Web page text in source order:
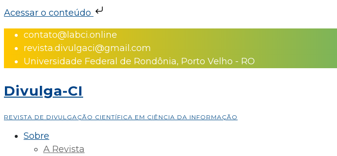
Acessar o conteúdo
Skip
content
contato@labci.online
revista.divulgaci@gmail.com
Universidade Federal de Rondônia, Porto Velho - RO
Divulga-CI
REVISTA DE DIVULGAÇÃO CIENTÍFICA EM CIÊNCIA DA INFORMAÇÃO
Sobre
A Revista